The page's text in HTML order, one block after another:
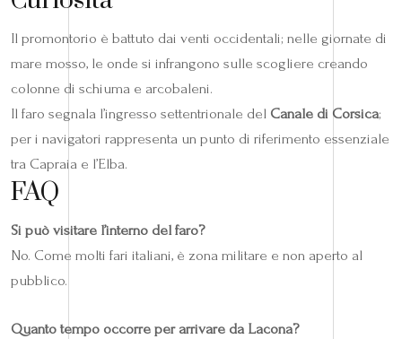
Il promontorio è battuto dai venti occidentali; nelle giornate di
mare mosso, le onde si infrangono sulle scogliere creando
colonne di schiuma e arcobaleni.
Il faro segnala l’ingresso settentrionale del Canale di Corsica;
per i navigatori rappresenta un punto di riferimento essenziale
tra Capraia e l’Elba.
FAQ
Si può visitare l’interno del faro?
No. Come molti fari italiani, è zona militare e non aperto al
pubblico.
Quanto tempo occorre per arrivare da Lacona?